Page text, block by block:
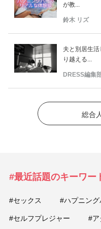
が教...
鈴木 リズ
夫と別居生
り越える...
DRESS編集
総合
#最近話題のキーワー
#セックス #ハプニング
#セルフプレジャー #ア